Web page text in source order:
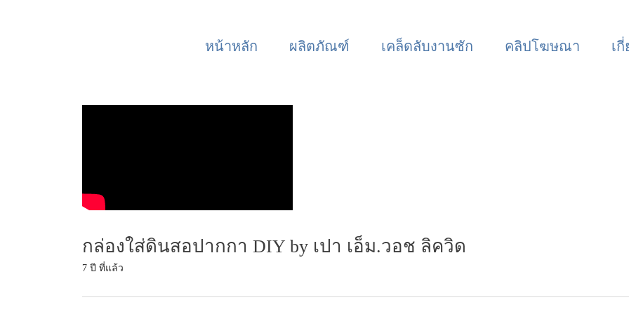
หน้าหลัก ผลิตภัณฑ์ เคล็ดลับงานซัก คลิปโฆษณา เ
กล่องใส่ดินสอปากกา DIY by เปา เอ็ม.วอช ลิควิด
7 ปี ที่แล้ว